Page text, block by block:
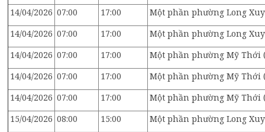
14/04/2026 07:00 17:00
Một phần phường Long
14/04/2026 07:00 17:00
Một phần phường Long
14/04/2026 07:00 17:00
Một phần phường Mỹ Thới
14/04/2026 07:00 17:00
Một phần phường Mỹ Thới
14/04/2026 07:00 17:00
Một phần phường Mỹ Thới
15/04/2026 08:00 15:00
Một phần phường Long